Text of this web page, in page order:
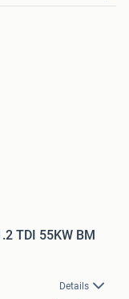
TDI 55KW BM
Details